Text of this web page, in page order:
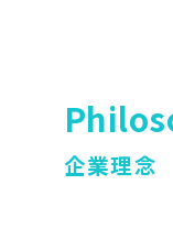
企業理念